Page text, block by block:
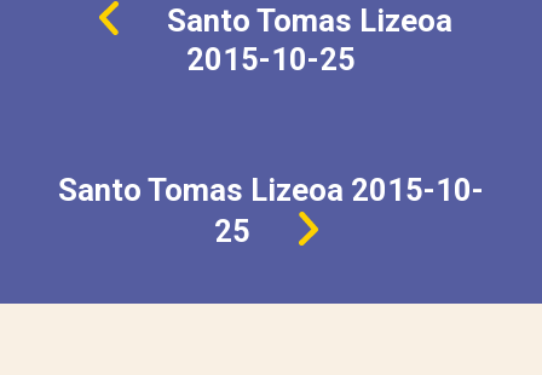
Santo Tomas Lizeoa
2015-10-25
Santo Tomas Lizeoa 2015-10-
25